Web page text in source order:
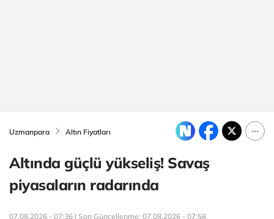
Uzmanpara Altın Fiyatları
Altında güçlü yükseliş! Savaş
piyasaların radarında
07.08.2026 - 07:36 | Son Güncellenme: 07.08.2026 - 07:58